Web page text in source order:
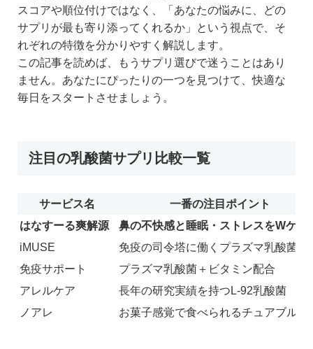
スコアや順位付けではなく、「あなたの悩みに、どの
サプリが最も寄り添ってくれるか」という視点で、そ
れぞれの特徴を分かりやすく解説します。
この記事を読めば、もうサプリ選びで迷うことはあり
ません。あなたにぴったりの一つを見つけて、快適な
毎日をスタートさせましょう。
注目の乳酸菌サプリ比較一覧
サービス名
一番の注目ポイント
はなすーる爽解源
鼻の不快感と睡眠・ストレスをWケア
iMUSE
免疫の司令塔に働くプラズマ乳酸菌
免疫サポート
プラズマ乳酸菌＋ビタミン配合
アレルケア
長年の研究実績を持つL-92乳酸菌
ノアレ
お菓子感覚で食べられるチュアブル